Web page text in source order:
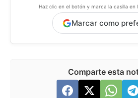
Haz clic en el botón y marca la casilla en
Marcar como
Comparte esta